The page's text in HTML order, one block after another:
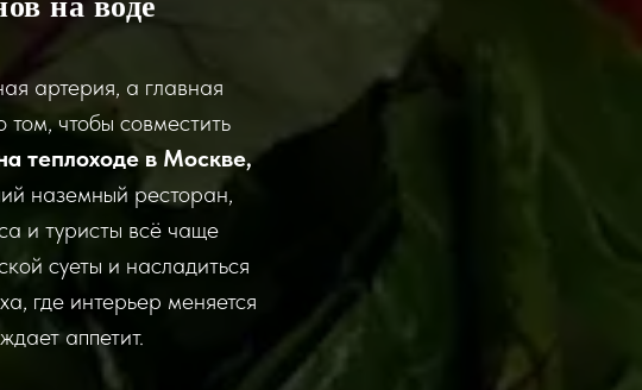
артерия, а главная
том, чтобы совместить
теплоходе в Москве,
наземный ресторан,
и туристы всё чаще
суеты и насладиться
где интерьер меняется
аппетит.